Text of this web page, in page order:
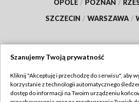
OPOLE / POZNAŃ /
SZCZECIN / WARSZAWA /
TVP
Szanujemy Twoją prywatność
Kliknij "Akceptuję i przechodzę do serwisu", aby
korzystanie z technologii automatycznego
dostęp do informacji na Twoim urządzeniu